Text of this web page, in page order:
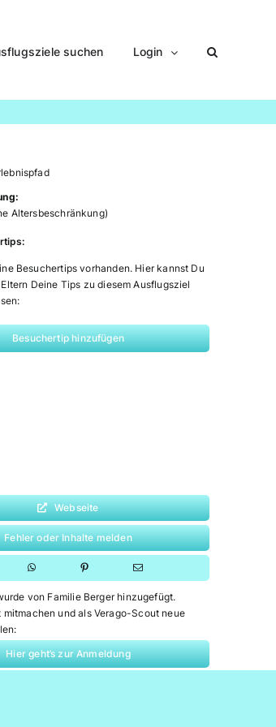
suchen Login
Altersbeschränkung)
Besuchertips vorhanden. Hier kannst Du
Deine Tips zu diesem Ausflugsziel
Besuchertip hinzufügen
Webseite
Fehler oder Inhalte melden
von Familie Berger hinzugefügt.
mitmachen und als Verago-Scout neue
Hier geht’s zur Anmeldung